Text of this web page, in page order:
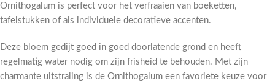
Ornithogalum is perfect voor het verfraaien van boeketten,
tafelstukken of als individuele decoratieve accenten.
Deze bloem gedijt goed in goed doorlatende grond en heeft
regelmatig water nodig om zijn frisheid te behouden. Met zijn
charmante uitstraling is de Ornithogalum een favoriete keuze voor